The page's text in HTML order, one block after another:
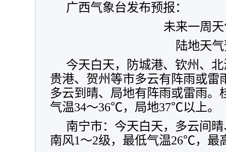
广西气象台发布预报：
未来一周
陆地天
今天白天，防城港、钦州、
贵港、贺州等市多云有阵雨或雷
多云到晴、局地有阵雨或雷雨。
气温34～36℃，局地37℃以上。
南宁市：今天白天，多云间
南风1～2级，最低气温26℃，最